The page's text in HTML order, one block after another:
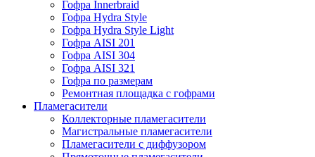
Гофра Innerbraid
Гофра Hydra Style
Гофра Hydra Style Light
Гофра AISI 201
Гофра AISI 304
Гофра AISI 321
Гофра по размерам
Ремонтная площадка с гофрами
Пламегасители
Коллекторные пламегасители
Магистральные пламегасители
Пламегасители с диффузором